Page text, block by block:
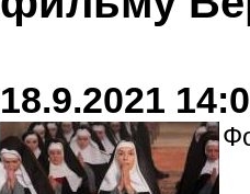
18.9.2021